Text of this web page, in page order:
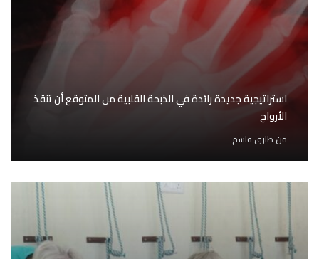
استراتيجية جديدة رائدة في الذبحة القلبية من المتوقع أن تنقذ
الأرواح
من طارق قاسم